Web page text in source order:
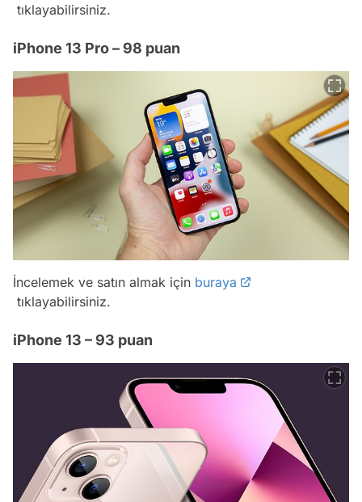
tıklayabilirsiniz.
iPhone 13 Pro – 98 puan
İncelemek ve satın almak için buraya
tıklayabilirsiniz.
iPhone 13 – 93 puan